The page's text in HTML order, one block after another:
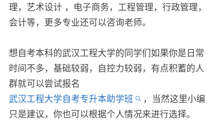
理，艺术设计 ，电子商务，工程管理，行政管理，
会计等，更多专业还可以咨询老师。
想自考本科的武汉工程大学的同学们如果你是日常
时间不多，基础较弱，自控力较弱，有点积蓄的人
群就可以尝试报名
武汉工程大学自考专升本助学班
，当然这里小编
只是建议，你也可以根据个人情况来进行选择。